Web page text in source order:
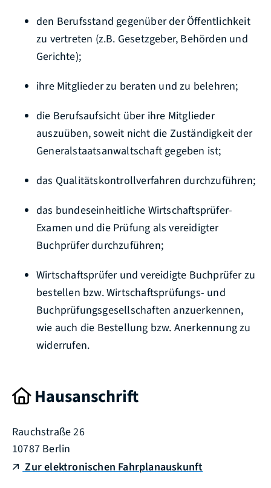
den Berufsstand gegenüber der Öffentlichkeit
zu vertreten (z.B. Gesetzgeber, Behörden und
Gerichte);
ihre Mitglieder zu beraten und zu belehren;
die Berufsaufsicht über ihre Mitglieder
auszuüben, soweit nicht die Zuständigkeit der
Generalstaatsanwaltschaft gegeben ist;
das Qualitätskontrollverfahren durchzuführen;
das bundeseinheitliche Wirtschaftsprüfer-
Examen und die Prüfung als vereidigter
Buchprüfer durchzuführen;
Wirtschaftsprüfer und vereidigte Buchprüfer zu
bestellen bzw. Wirtschaftsprüfungs- und
Buchprüfungsgesellschaften anzuerkennen,
wie auch die Bestellung bzw. Anerkennung zu
widerrufen.
Hausanschrift
Rauchstraße 26
10787 Berlin
Zur elektronischen Fahrplanauskunft